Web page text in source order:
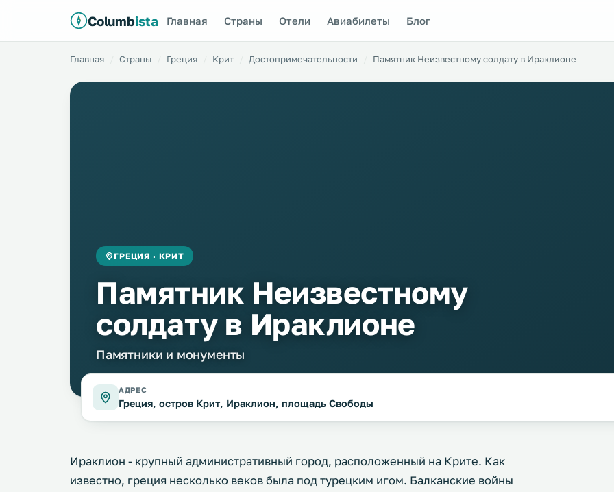
Columbista Главная Страны Отели Авиабилеты Блог
Главная Страны Греция Крит Достопримечательности Памятник Неизвестному солдату в Ираклионе
ГРЕЦИЯ · КРИТ
Памятник Неизвестному
солдату в Ираклионе
Памятники и монументы
АДРЕС
Греция, остров Крит, Ираклион, площадь Свободы
Ираклион - крупный административный город, расположенный на Крите. Как
известно, греция несколько веков была под турецким игом. Балканские войны